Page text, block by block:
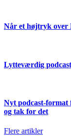
Når et højtryk over
Lytteværdig
Nyt podcast-format
og tak for det
Flere artikler